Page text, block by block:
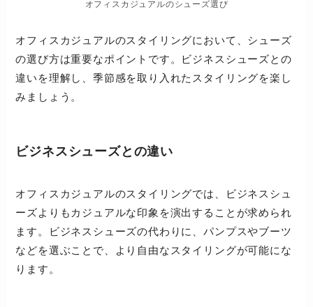
オフィスカジュアルのシューズ選び
オフィスカジュアルのスタイリングにおいて、シューズ
の選び方は重要なポイントです。ビジネスシューズとの
違いを理解し、季節感を取り入れたスタイリングを楽し
みましょう。
ビジネスシューズとの違い
オフィスカジュアルのスタイリングでは、ビジネスシュ
ーズよりもカジュアルな印象を演出することが求められ
ます。ビジネスシューズの代わりに、パンプスやブーツ
などを選ぶことで、より自由なスタイリングが可能にな
ります。